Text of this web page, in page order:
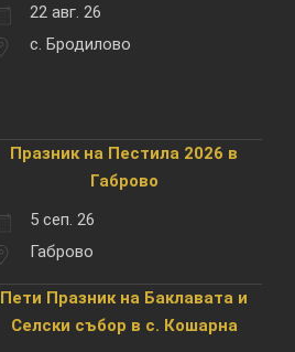
22 авг. 26
с. Бродилово
Празник на Пестила 2026 в
Габрово
5 сеп. 26
Габрово
Пети Празник на Баклавата и
Селски събор в с. Кошарна